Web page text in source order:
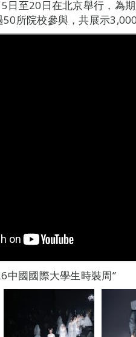
日至20日在北京舉行，為
所院校參與，共展示
中國國際大學生時裝周”